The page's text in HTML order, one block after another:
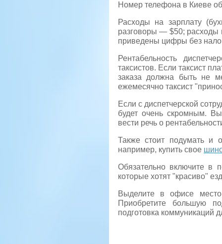
Номер телефона в Киеве
Расходы на зарплату
разговоры — $50; расходы
приведены цифры без
Рентабельность
таксистов. Если таксист
заказа должна быть не
ежемесячно таксист
Если с диспетчерской
будет очень скромным.
вести речь о
Также стоит подумать и
например, купить свое
Обязательно включите в
которые хотят "красиво"
Выделите в офисе
Приобретите большую
подготовка коммуникаций